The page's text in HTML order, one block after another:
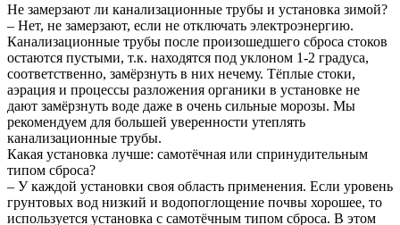
Не замерзают ли канализационные трубы и установка зимой?
– Нет, не замерзают, если не отключать электроэнергию.
Канализационные трубы после произошедшего сброса стоков
остаются пустыми, т.к. находятся под уклоном 1-2 градуса,
соответственно, замёрзнуть в них нечему. Тёплые стоки,
аэрация и процессы разложения органики в установке не
дают замёрзнуть воде даже в очень сильные морозы. Мы
рекомендуем для большей уверенности утеплять
канализационные трубы.
Какая установка лучше: самотёчная или спринудительным
типом сброса?
– У каждой установки своя область применения. Если уровень
грунтовых вод низкий и водопоглощение почвы хорошее, то
используется установка с самотёчным типом сброса. В этом